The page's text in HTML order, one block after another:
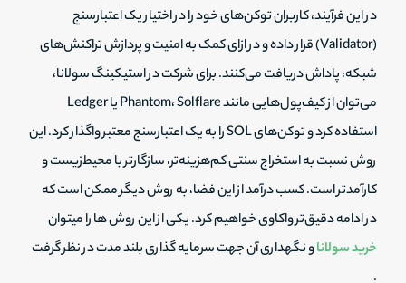
در این فرآیند، کاربران توکن‌های خود را در اختیار یک اعتبارسنج
(Validator) قرار داده و در ازای کمک به امنیت و پردازش تراکنش‌های
شبکه، پاداش دریافت می‌کنند. برای شرکت در استیکینگ سولانا،
می‌توان از کیف‌پول‌هایی مانند Phantom، Solflare یا Ledger
استفاده کرد و توکن‌های SOL را به یک اعتبارسنج معتبر واگذار کرد. این
روش نسبت به استخراج سنتی کم‌هزینه‌تر، سازگارتر با محیط‌زیست و
کارآمدتر است. کسب درآمد از این فضا، به روش دیگر ممکن است که
در ادامه دقیق‌تر واکاوی خواهیم کرد. یکی از این روش ها را میتوان
خرید سولاناو نگهداری آن جهت سرمایه گذاری بلند مدت در نظر گرفت
.